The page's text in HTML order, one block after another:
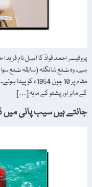
پروفیسر احمد فوادؔ کا اصل نام فرید
ہے۔ وہ ضلع شانگلہ (سابقہ ضلع
مقام پر 10 جون
کے ماہر اور پشتو کے مایہ […]
جانتے ہیں سیب پانی میں